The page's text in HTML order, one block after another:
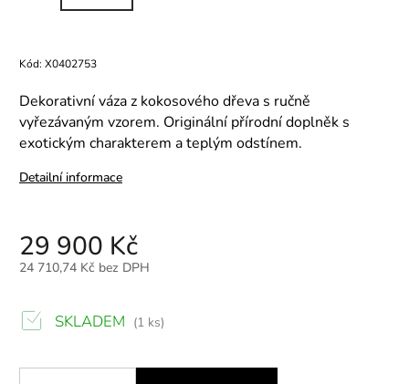
Kód: X0402753
Dekorativní váza z kokosového dřeva s ručně
vyřezávaným vzorem. Originální přírodní doplněk s
exotickým charakterem a teplým odstínem.
Detailní informace
29 900 Kč
24 710,74 Kč bez DPH
SKLADEM (1 ks)